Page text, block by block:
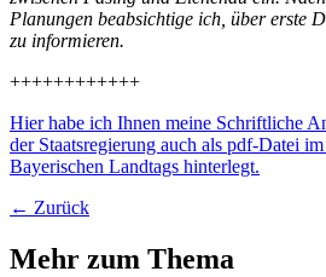
Planungen beabsichtige ich, über erste
zu informieren.
++++++++++++
Hier habe ich Ihnen meine Schriftliche
der Staatsregierung auch als pdf-Datei
Bayerischen Landtags hinterlegt.
← Zurück
Mehr zum Thema